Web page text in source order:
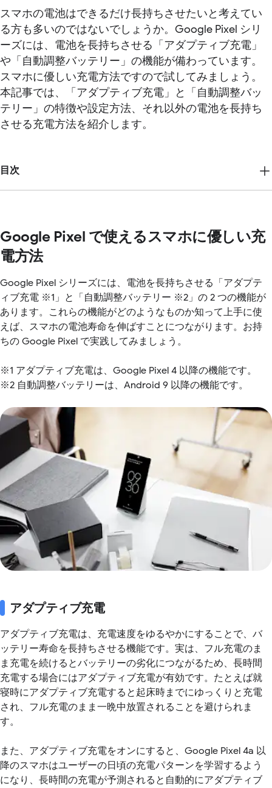
スマホの電池はできるだけ長持ちさせたいと考えてい
る方も多いのではないでしょうか。Google Pixel シリ
ーズには、電池を長持ちさせる「アダプティブ充電」
や「自動調整バッテリー」の機能が備わっています。
スマホに優しい充電方法ですので試してみましょう。
本記事では、「アダプティブ充電」と「自動調整バッ
テリー」の特徴や設定方法、それ以外の電池を長持ち
させる充電方法を紹介します。
目次
Google Pixel で使えるスマホに優しい充
電方法
Google Pixel シリーズには、電池を長持ちさせる「アダプテ
ィブ充電 ※1」と「自動調整バッテリー ※2」の 2 つの機能が
あります。これらの機能がどのようなものか知って上手に使
えば、スマホの電池寿命を伸ばすことにつながります。お持
ちの Google Pixel で実践してみましょう。
※1 アダプティブ充電は、Google Pixel 4 以降の機能です。
※2 自動調整バッテリーは、Android 9 以降の機能です。
アダプティブ充電
アダプティブ充電は、充電速度をゆるやかにすることで、バ
ッテリー寿命を長持ちさせる機能です。実は、フル充電のま
ま充電を続けるとバッテリーの劣化につながるため、長時間
充電する場合にはアダプティブ充電が有効です。たとえば就
寝時にアダプティブ充電すると起床時までにゆっくりと充電
され、フル充電のまま一晩中放置されることを避けられま
す。
また、アダプティブ充電をオンにすると、Google Pixel 4a 以
降のスマホはユーザーの日頃の充電パターンを学習するよう
になり、長時間の充電が予測されると自動的にアダプティブ